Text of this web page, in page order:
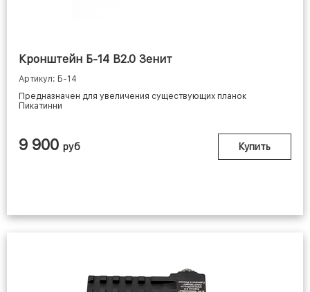
Кронштейн Б-14 В2.0 Зенит
Артикул: Б-14
Предназначен для увеличения существующих планок
Пикатинни
9 900 руб Купить